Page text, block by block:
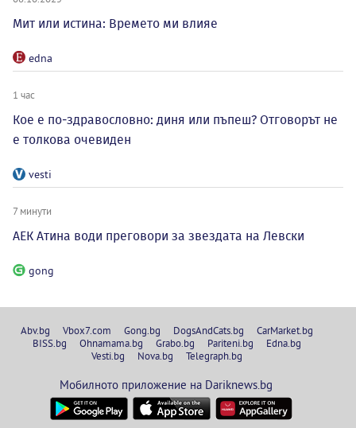
Мит или истина: Времето ми влияе
edna
1 час
Кое е по-здравословно: диня или пъпеш? Отговорът не
е толкова очевиден
vesti
7 минути
АЕК Атина води преговори за звездата на Левски
gong
Abv.bg Vbox7.com Gong.bg DogsAndCats.bg
CarMarket.bg
BISS.bg
Ohnamama.bg Grabo.bg Pariteni.bg
Edna.bg
Vesti.bg
Nova.bg Telegraph.bg
Мобилното приложение на Dariknews.bg